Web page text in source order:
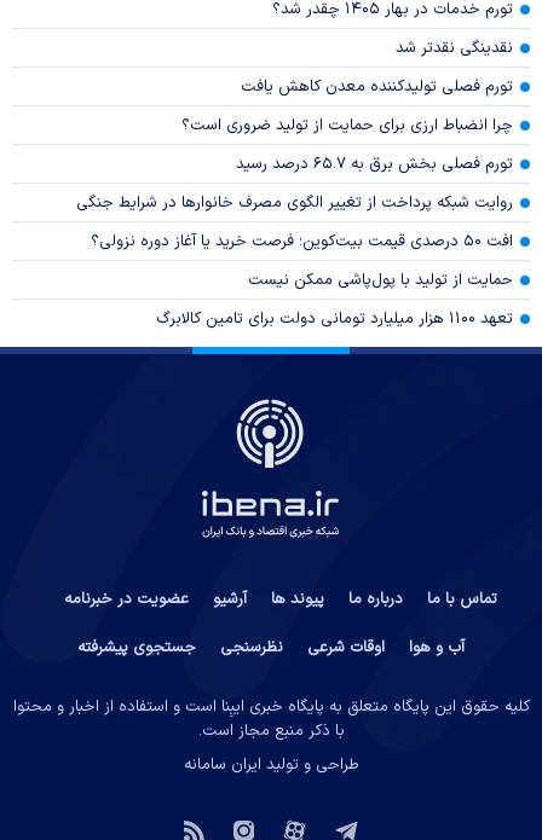
تورم خدمات در بهار ۱۴۰۵ چقدر شد؟
نقدینگی نقدتر شد
تورم فصلی تولیدکننده معدن کاهش یافت
چرا انضباط ارزی برای حمایت از تولید ضروری است؟
تورم فصلی بخش برق به ۶۵.۷ درصد رسید
روایت شبکه پرداخت از تغییر الگوی مصرف خانوار‌ها در شرایط جنگی
افت ۵۰ درصدی قیمت بیت‌کوین؛ فرصت خرید یا آغاز دوره نزولی؟
حمایت از تولید با پول‌پاشی ممکن نیست
تعهد ۱۱۰۰ هزار میلیارد تومانی دولت برای تامین کالابرگ
تماس با ما درباره ما پیوند ها آرشیو
عضویت در خبرنامه
آب و هوا
اوقات شرعی نظرسنجی جستجوی پیشرفته
کلیه حقوق این پایگاه متعلق به پایگاه خبری ایبِنا است و استفاده از اخبار و محتوا
با ذکر منبع مجاز است.
طراحی و تولید ایران سامانه